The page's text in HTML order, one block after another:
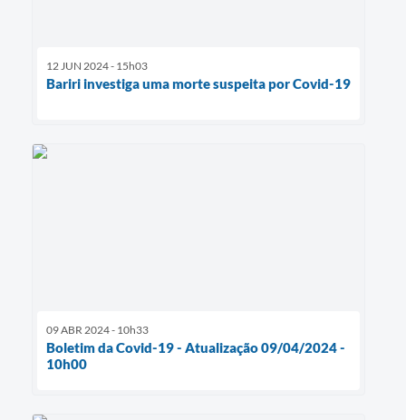
12 JUN 2024 - 15h03
Bariri investiga uma morte suspeita por Covid-19
09 ABR 2024 - 10h33
Boletim da Covid-19 - Atualização 09/04/2024 -
10h00